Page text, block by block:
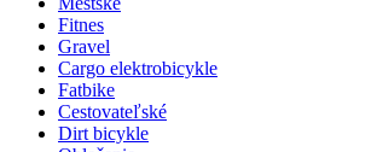
Fitnes
Gravel
Cargo elektrobicykle
Fatbike
Cestovateľské
Dirt bicykle